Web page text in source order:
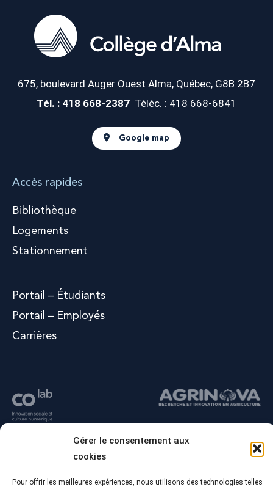
Gérer le consentement aux
cookies
Pour offrir les meilleures expériences, nous utilisons des technologies telles
675, boulevard Auger Ouest Alma, Québec, G8B 2B7
Tél. : 418 668-2387 Téléc. : 418 668-6841
Google map
Accès rapides
Bibliothèque
Logements
Stationnement
Portail – Étudiants
Portail – Employés
Carrières